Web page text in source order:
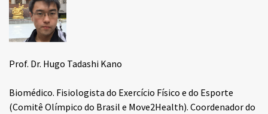
Prof. Dr. Hugo Tadashi Kano
Biomédico. Fisiologista do Exercício Físico e do Esporte
(Comitê Olímpico do Brasil e Move2Health). Coordenador do